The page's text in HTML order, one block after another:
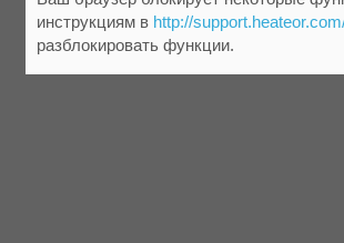
инструкциям в http://
разблокировать функции.